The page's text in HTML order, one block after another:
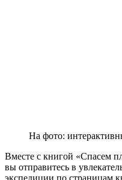
На фото:
Вместе с книгой «Спасем
вы отправитесь в